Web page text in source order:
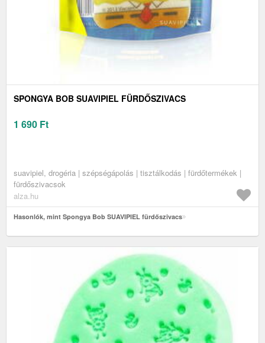
SPONGYA BOB SUAVIPIEL FÜRDŐSZIVACS
1 690 Ft
suavipiel, drogéria | szépségápolás | tisztálkodás | fürdőtermékek |
fürdőszivacsok
alza.hu
Hasonlók, mint Spongya Bob SUAVIPIEL fürdőszivacs